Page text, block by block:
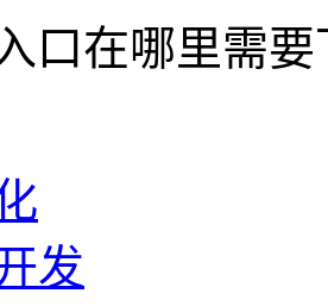
口在哪里需要
发